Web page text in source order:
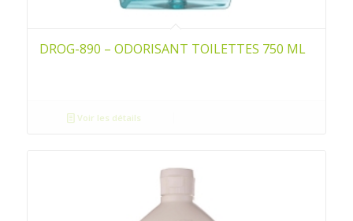
DROG-890 – ODORISANT TOILETTES 750 ML
Voir les détails